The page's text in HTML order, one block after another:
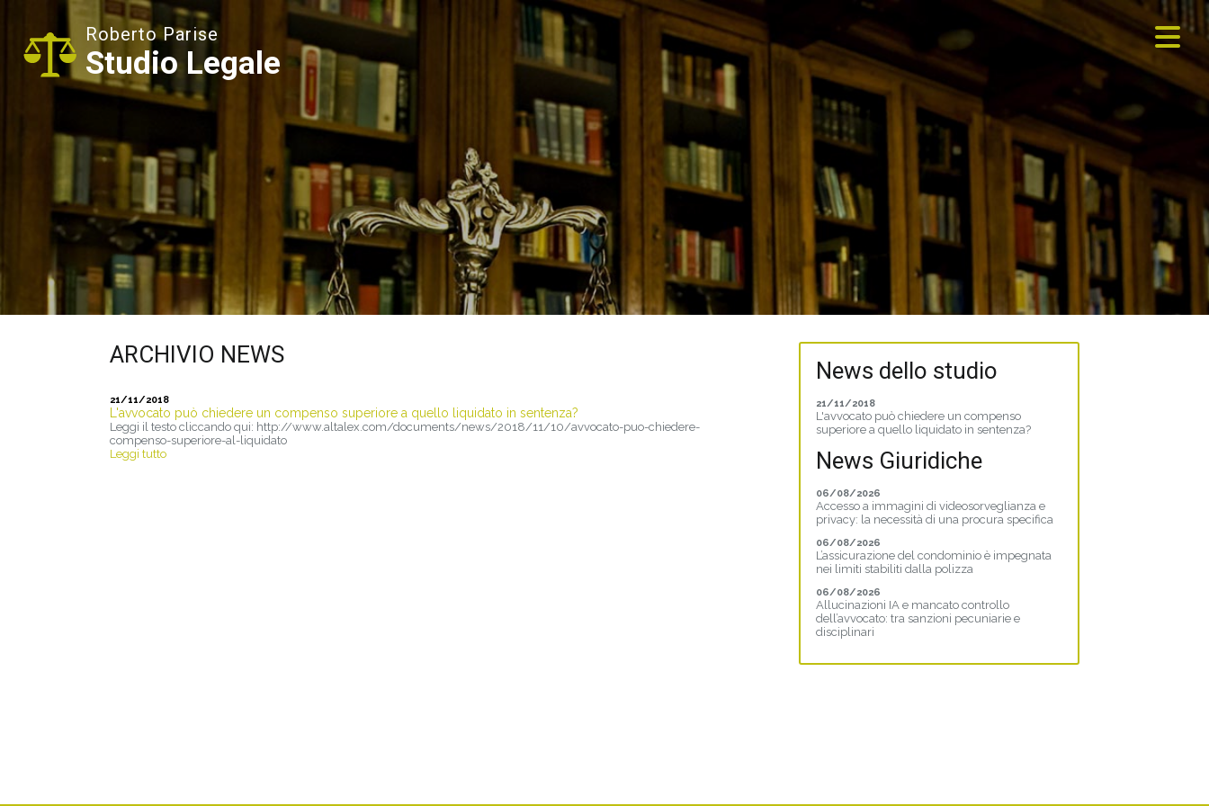
Roberto Parise
Studio Legale
ARCHIVIO NEWS
21/11/2018
L'avvocato può chiedere un compenso superiore a quello liquidato in sentenza?
Leggi il testo cliccando qui: http://www.altalex.com/documents/news/2018/11/10/avvocato-puo-chiedere-
compenso-superiore-al-liquidato
Leggi tutto
News dello studio
21/11/2018
L'avvocato può chiedere un compenso
superiore a quello liquidato in sentenza?
News Giuridiche
06/08/2026
Accesso a immagini di videosorveglianza e
privacy: la necessità di una procura specifica
06/08/2026
L’assicurazione del condominio è impegnata
nei limiti stabiliti dalla polizza
06/08/2026
Allucinazioni IA e mancato controllo
dell’avvocato: tra sanzioni pecuniarie e
disciplinari